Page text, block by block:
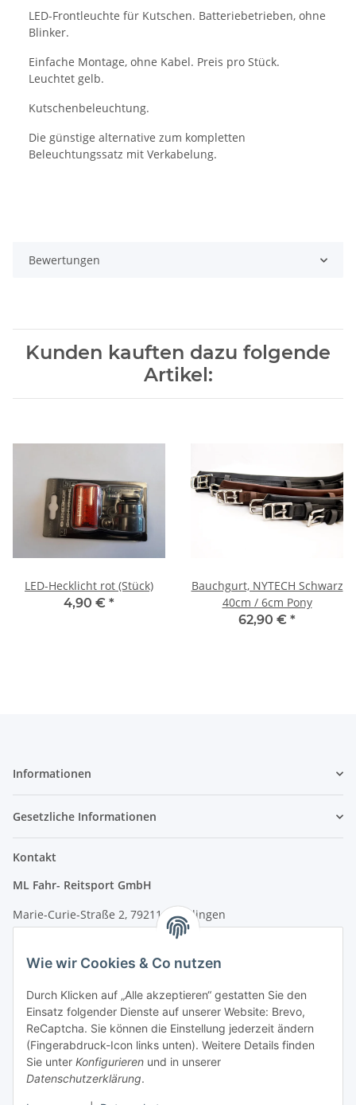
Wie wir Cookies & Co nutzen
Durch Klicken auf „Alle akzeptieren“ gestatten Sie den
Einsatz folgender Dienste auf unserer Website: Brevo,
ReCaptcha. Sie können die Einstellung jederzeit ändern
(Fingerabdruck-Icon links unten). Weitere Details finden
Sie unter Konfigurieren und in unserer
Datenschutzerklärung.
LED-Frontleuchte für Kutschen. Batteriebetrieben, ohne
Blinker.
Einfache Montage, ohne Kabel. Preis pro Stück.
Leuchtet gelb.
Kutschenbeleuchtung.
Die günstige alternative zum kompletten
Beleuchtungssatz mit Verkabelung.
Bewertungen
Kunden kauften dazu folgende
Artikel:
LED-Hecklicht rot (Stück)
4,90 € *
Bauchgurt, NYTECH Schwarz
40cm / 6cm Pony
62,90 € *
Informationen
Gesetzliche Informationen
Kontakt
ML Fahr- Reitsport GmbH
Marie-Curie-Straße 2, 79211 Denzlingen
Tel.: 07666/9378060 (Mo-Fr 9-16 Uhr)
info@fahr-reitsport.de
Nach Terminvereinbarung können Sie gerne bei uns im Lager
vorbeikommen
Zahlungsarten